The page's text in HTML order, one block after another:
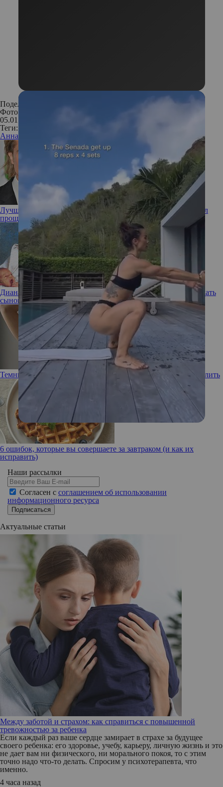
Поделиться:
Фото: Instagram
05.01.2017
Теги:
Анна Михалкова
Лучший друг – виноватый бывший: как Брэд Питт заслужил
прощение Дженнифер Энистон, несмотря на новый роман
Диана была против: какие «вековые» имена Карл III хотел дать
сыновьям Уильяму и Гарри
Темные впадины: почему подмышки черные и как их осветлить
6 ошибок, которые вы совершаете за завтраком (и как их
исправить)
Наши рассылки
Согласен с соглашением об использовании
информационного ресурса
Подписаться
Актуальные статьи
Между заботой и страхом: как справиться с повышенной
тревожностью за ребенка
Если каждый раз ваше сердце замирает в страхе за будущее
своего ребенка: его здоровье, учебу, карьеру, личную жизнь и это
не дает вам ни физического, ни морального покоя, то с этим
точно надо что-то делать. Спросим у психотерапевта, что
именно.
4 часа назад